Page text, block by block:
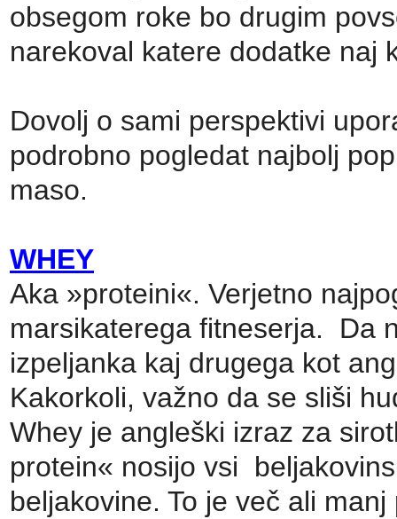
obsegom roke bo drugim
narekoval katere dodatke naj
Dovolj o sami perspektivi
podrobno pogledat najbolj
maso.
WHEY
Aka »proteini«. Verjetno
marsikaterega fitneserja. Da
izpeljanka kaj drugega kot
Kakorkoli, važno da se sliši
Whey je angleški izraz za
protein« nosijo vsi
beljakovine. To je več ali